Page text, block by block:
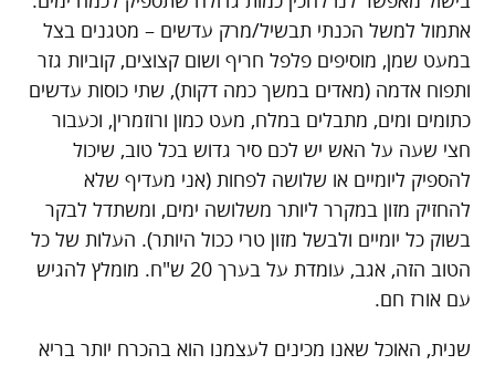
אתמול למשל הכנתי תבשיל/מרק עדשים – מטגנים בצל
במעט שמן, מוסיפים פלפל חריף ושום קצוצים, קוביות גזר
ותפוח אדמה (מאדים במשך כמה דקות), שתי כוסות עדשים
כתומים ומים, מתבלים במלח, מעט כמון ורוזמרין, וכעבור
חצי שעה על האש יש לכם סיר גדוש בכל טוב, שיכול
להספיק ליומיים או שלושה לפחות (אני מעדיף שלא
להחזיק מזון במקרר ליותר משלושה ימים, ומשתדל לבקר
בשוק כל יומיים ולבשל מזון טרי ככול היותר). העלות של כל
הטוב הזה, אגב, עומדת על בערך 20 ש"ח. מומלץ להגיש
עם אורז חם.
שנית, האוכל שאנו מכינים לעצמנו הוא בהכרח יותר בריא